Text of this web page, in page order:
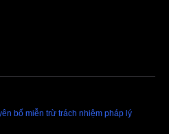
bố miễn trừ trách nhiệm pháp lý